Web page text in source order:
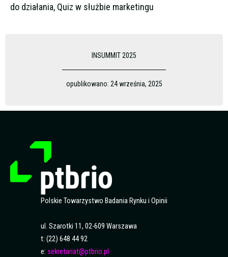
do działania, Quiz w służbie marketingu
INSUMMIT 2025
opublikowano: 24 września, 2025
Polskie Towarzystwo Badania Rynku i Opinii
ul. Szarotki 11, 02-609 Warszawa
t: (22) 648 44 92
e: sekretariat@ptbrio.pl